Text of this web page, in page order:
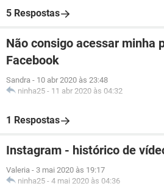
5 Respostas
Não consigo acessar minha
Facebook
Sandra - 10 abr 2020 às 23:48
ninha25 - 11 abr 2020 às 04:32
1 Respostas
Instagram - histórico de
Valeria - 3 mai 2020 às 19:17
ninha25 - 4 mai 2020 às 04:36